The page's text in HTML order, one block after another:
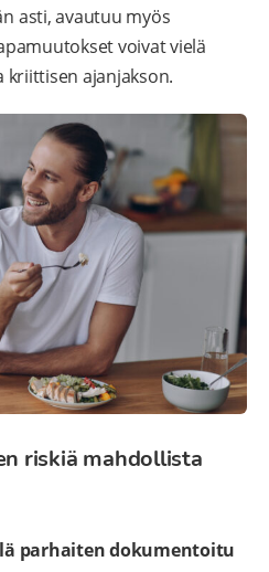
asti, avautuu myös
voivat vielä
kriittisen ajanjakson.
riskiä mahdollista
parhaiten dokumentoitu